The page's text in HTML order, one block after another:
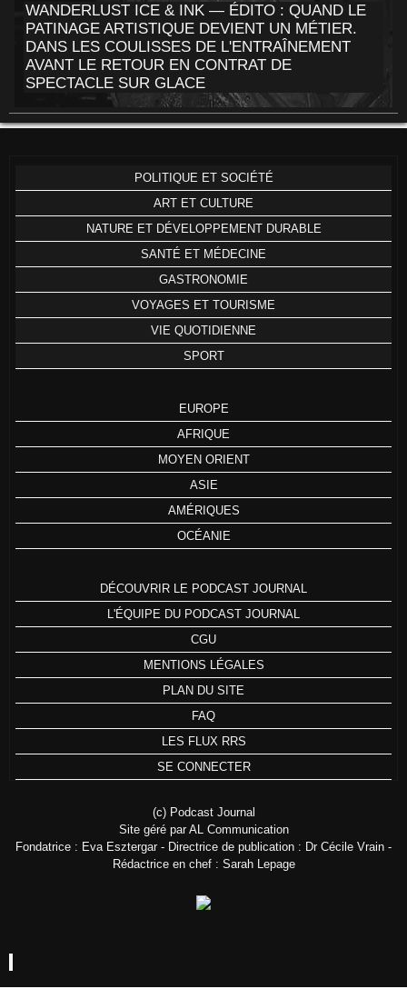
WANDERLUST ICE & INK — ÉDITO : QUAND LE
PATINAGE ARTISTIQUE DEVIENT UN MÉTIER.
DANS LES COULISSES DE L'ENTRAÎNEMENT
AVANT LE RETOUR EN CONTRAT DE
SPECTACLE SUR GLACE
POLITIQUE ET SOCIÉTÉ
ART ET CULTURE
NATURE ET DÉVELOPPEMENT DURABLE
SANTÉ ET MÉDECINE
GASTRONOMIE
VOYAGES ET TOURISME
VIE QUOTIDIENNE
SPORT
EUROPE
AFRIQUE
MOYEN ORIENT
ASIE
AMÉRIQUES
OCÉANIE
DÉCOUVRIR LE PODCAST JOURNAL
L'ÉQUIPE DU PODCAST JOURNAL
CGU
MENTIONS LÉGALES
PLAN DU SITE
FAQ
LES FLUX RRS
SE CONNECTER
(c) Podcast Journal
Site géré par AL Communication
Fondatrice : Eva Esztergar - Directrice de publication : Dr Cécile Vrain -
Rédactrice en chef : Sarah Lepage